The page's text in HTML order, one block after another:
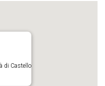
di Castello